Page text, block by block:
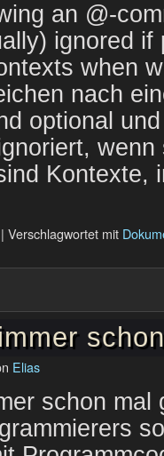
an @-
ignored if
when
nach
optional
| Verschlagwortet mit
Elias
schon mal